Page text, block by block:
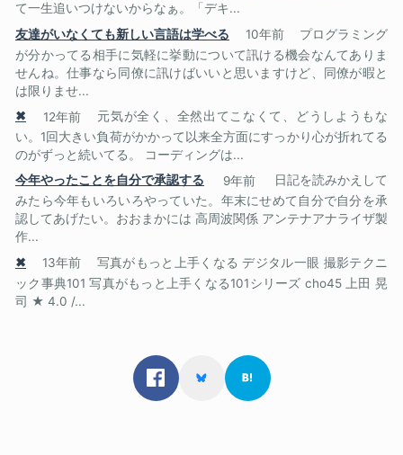
て一生追いつけないからなぁ。「デキ...
友達がいなくても新しい言語は学べる
10年前
プログラミング
が分かってる相手に気軽に挙動について訊ける機会なんてありま
せんね。仕事なら同僚に訊けばいいと思いますけど、同僚が暇と
は限りませ...
✖
12年前
元気が全く、全然出てこなくて、どうしようもな
い。1回大きい負荷がかかって以来全方面にすっかり心が折れてる
のがずっと続いてる。 コーディングは...
今年やったことを自分で承認する
9年前
日記を読みかえして
みたら今年もいろいろやっていた。年末にせめて自分で自分を承
認してあげたい。おおまかには 高周波関係 アンテナアナライザ製
作...
✖
13年前
写真がもっと上手くなる デジタル一眼 撮影テクニ
ック事典101 写真がもっと上手くなる101シリーズ cho45 上田 晃
司 ★ 4.0 /...